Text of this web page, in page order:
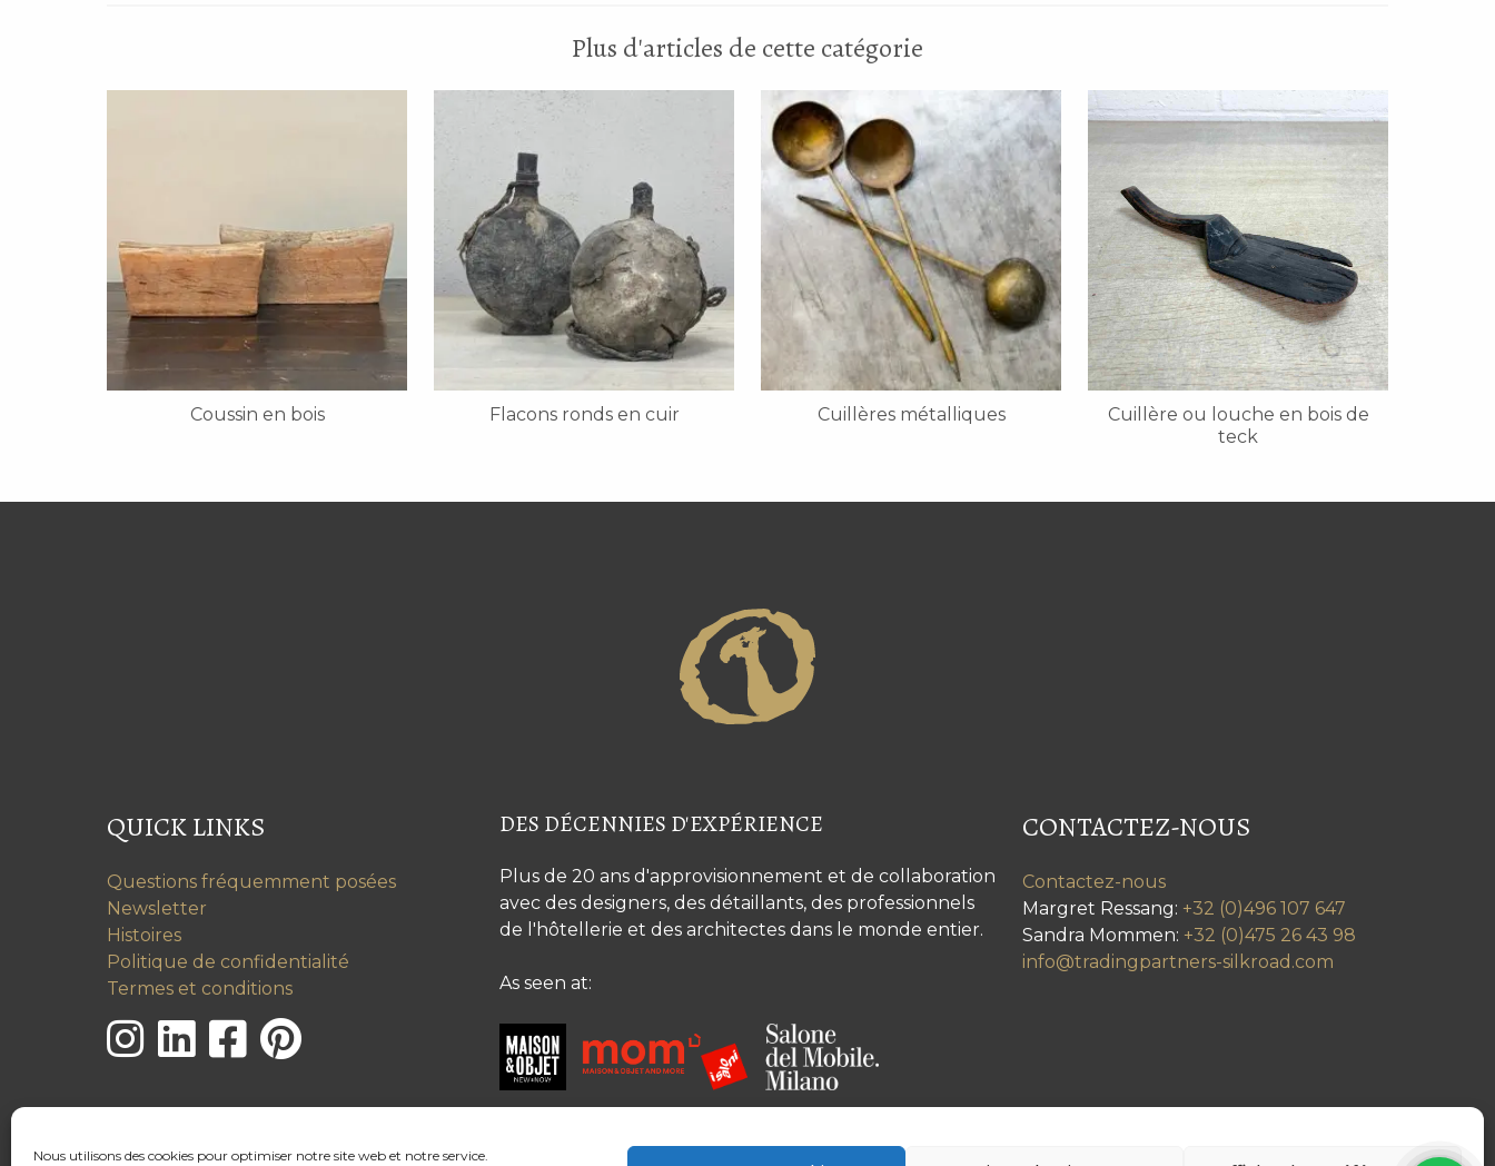
Nous utilisons des cookies pour optimiser notre site web et notre service.
Plus d'articles de cette catégorie
Coussin en bois Flacons ronds en cuir Cuillères métalliques
Cuillère ou louche en bois de
teck
QUICK LINKS
Questions fréquemment posées
Newsletter
Histoires
Politique de confidentialité
Termes et conditions
DES DÉCENNIES D'EXPÉRIENCE
Plus de 20 ans d'approvisionnement et de collaboration
avec des designers, des détaillants, des professionnels
de l'hôtellerie et des architectes dans le monde entier.
As seen at:
CONTACTEZ-NOUS
Contactez-nous
Margret Ressang: +32 (0)496 107 647
Sandra Mommen: +32 (0)475 26 43 98
info@tradingpartners-silkroad.com